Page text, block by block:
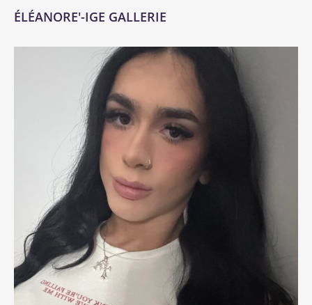
ÉLÉANORE'-IGE GALLERIE